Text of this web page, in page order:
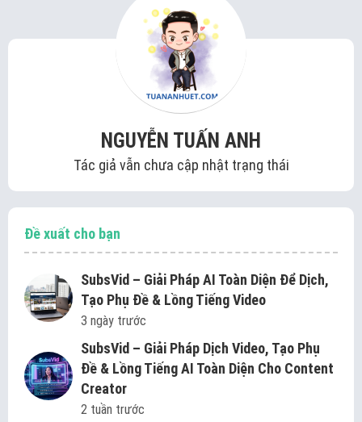
NGUYỄN TUẤN ANH
Tác giả vẫn chưa cập nhật trạng thái
Đề xuất cho bạn
SubsVid – Giải Pháp AI Toàn Diện Để Dịch,
Tạo Phụ Đề & Lồng Tiếng Video
3 ngày trước
SubsVid – Giải Pháp Dịch Video, Tạo Phụ
Đề & Lồng Tiếng AI Toàn Diện Cho Content
Creator
2 tuần trước